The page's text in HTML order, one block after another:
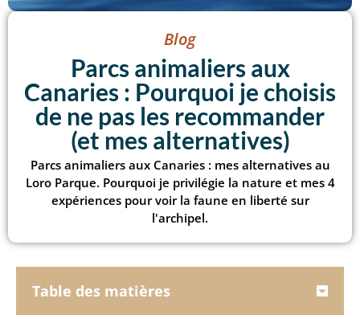
Blog
Parcs animaliers aux
Canaries : Pourquoi je choisis
de ne pas les recommander
(et mes alternatives)
Parcs animaliers aux Canaries : mes alternatives au
Loro Parque. Pourquoi je privilégie la nature et mes 4
expériences pour voir la faune en liberté sur
l'archipel.
Table des matières